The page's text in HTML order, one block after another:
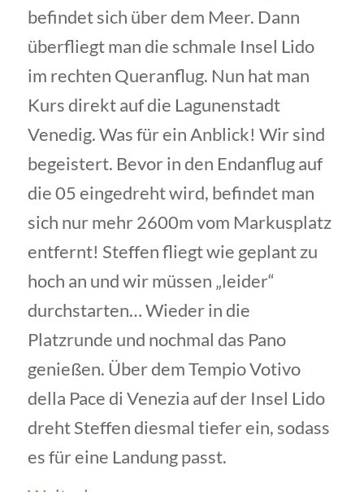
befindet sich über dem Meer. Dann
überfliegt man die schmale Insel Lido
im rechten Queranflug. Nun hat man
Kurs direkt auf die Lagunenstadt
Venedig. Was für ein Anblick! Wir sind
begeistert. Bevor in den Endanflug auf
die 05 eingedreht wird, befindet man
sich nur mehr 2600m vom Markusplatz
entfernt! Steffen fliegt wie geplant zu
hoch an und wir müssen „leider“
durchstarten… Wieder in die
Platzrunde und nochmal das Pano
genießen. Über dem Tempio Votivo
della Pace di Venezia auf der Insel Lido
dreht Steffen diesmal tiefer ein, sodass
es für eine Landung passt.